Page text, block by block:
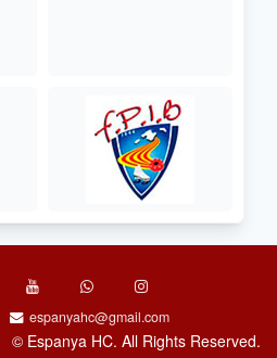
espanyahc@gmail.com
© Espanya HC. All Rights Reserved.